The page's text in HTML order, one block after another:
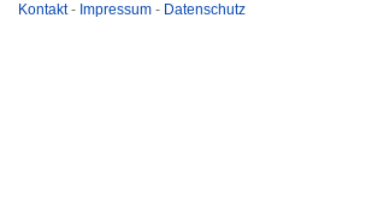
Kontakt- Impressum - Datenschutz